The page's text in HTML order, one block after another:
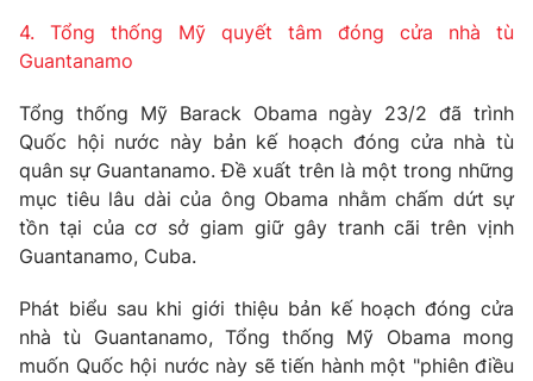
4. Tổng thống Mỹ quyết tâm đóng cửa nhà tù
Guantanamo
Tổng thống Mỹ Barack Obama ngày 23/2 đã trình
Quốc hội nước này bản kế hoạch đóng cửa nhà tù
quân sự Guantanamo. Đề xuất trên là một trong những
mục tiêu lâu dài của ông Obama nhằm chấm dứt sự
tồn tại của cơ sở giam giữ gây tranh cãi trên vịnh
Guantanamo, Cuba.
Phát biểu sau khi giới thiệu bản kế hoạch đóng cửa
nhà tù Guantanamo, Tổng thống Mỹ Obama mong
muốn Quốc hội nước này sẽ tiến hành một "phiên điều